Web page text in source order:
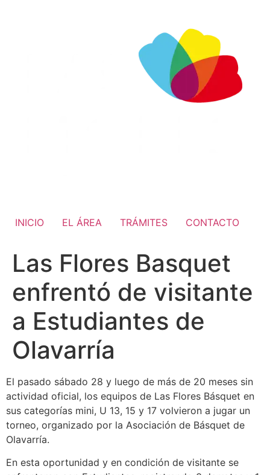
INICIO EL ÁREA TRÁMITES CONTACTO
Las Flores Basquet
enfrentó de visitante
a Estudiantes de
Olavarría
El pasado sábado 28 y luego de más de 20 meses sin
actividad oficial, los equipos de Las Flores Básquet en
sus categorías mini, U 13, 15 y 17 volvieron a jugar un
torneo, organizado por la Asociación de Básquet de
Olavarría.
En esta oportunidad y en condición de visitante se